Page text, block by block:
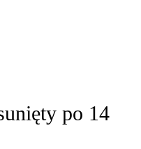
po 14